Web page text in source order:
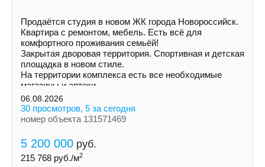
Продаётся студия в новом ЖК города Новороссийск.
Квартира с ремонтом, мебель. Есть всё для
комфортного проживания семьёй!
Закрытая дворовая территория. Спортивная и детская
площадка в новом стиле.
На территории комплекса есть все необходимые
магазины и аптеки.
06.08.2026
30 просмотров, 5 за сегодня
номер объекта 131571469
5 200 000 руб.
215 768 руб./м2